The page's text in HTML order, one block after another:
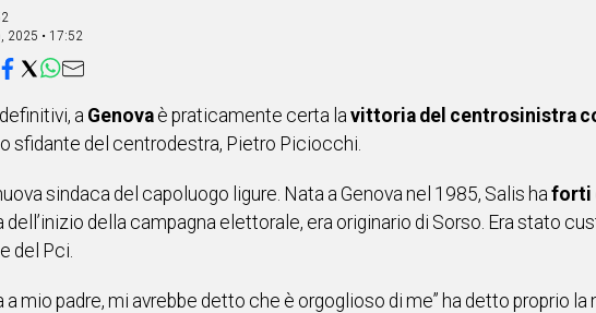
2025 • 17:52
a Genova è praticamente certa la vittoria del centrosinistra
sfidante del centrodestra, Pietro Piciocchi.
sindaca del capoluogo ligure. Nata a Genova nel 1985, Salis ha forti
dell’inizio della campagna elettorale, era originario di Sorso. Era stato
del Pci.
a mio padre, mi avrebbe detto che è orgoglioso di me” ha detto proprio